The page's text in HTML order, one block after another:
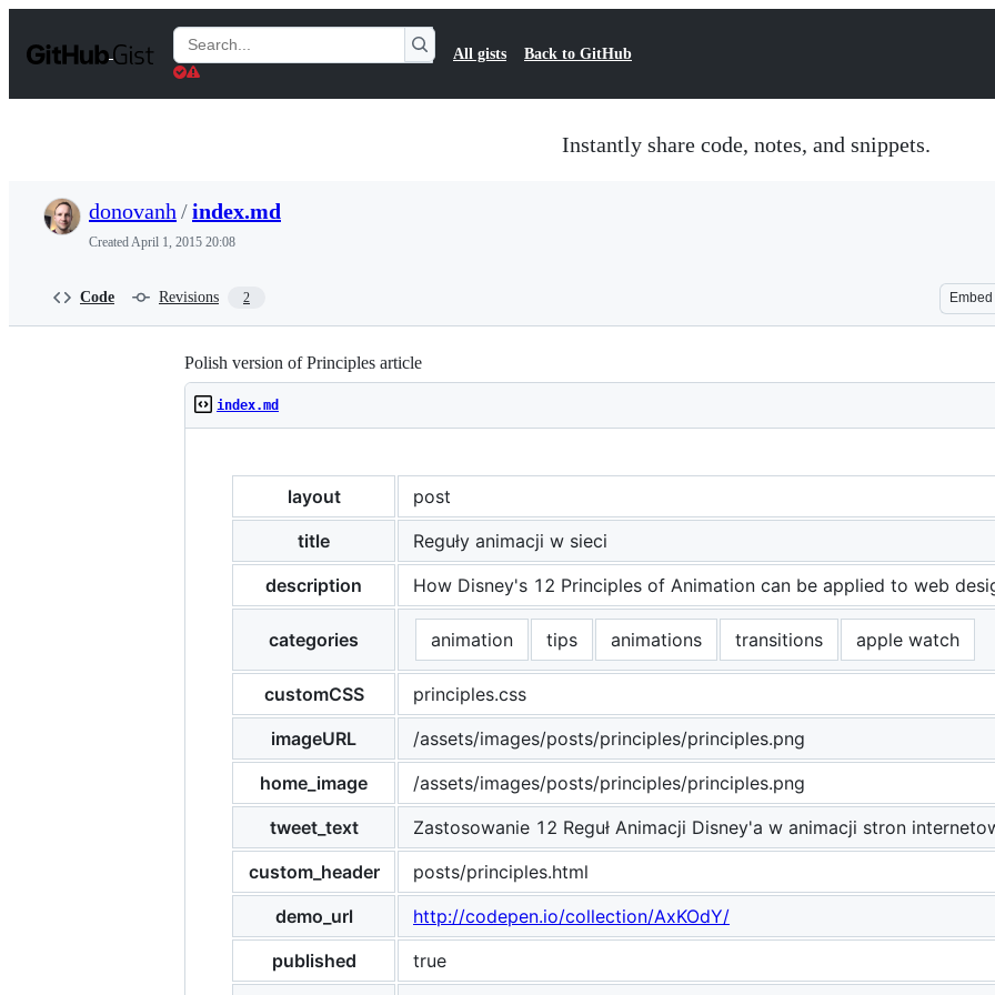
t
Search
Gists
All gists Back to GitHub
Instantly share code, notes, and snippets.
donovanh /index.md
CreatedApril 1, 2015 20:08
Code Revisions 2 Embed
Polish version of Principles article
index.md
layout
post
title
Reguły animacji w sieci
description
How Disney's 12 Principles of Animation can be applied to web
categories animation tips animations transitions apple watch
customCSS
principles.css
imageURL
/assets/images/posts/principles/principles.png
home_image
/assets/images/posts/principles/principles.png
tweet_text
Zastosowanie 12 Reguł Animacji Disney'a w animacji stron
custom_header
posts/principles.html
demo_url
http://codepen.io/collection/AxKOdY/
published
true